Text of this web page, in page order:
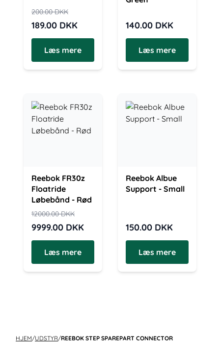
200.00DKK
189.00 DKK
Læs mere
140.00 DKK
Læs mere
Reebok FR30z
Floatride
Løbebånd - Rød
12000.00DKK
9999.00 DKK
Læs mere
Reebok Albue
Support - Small
150.00 DKK
Læs mere
HJEM/UDSTYR/REEBOK STEP SPAREPART CONNECTOR